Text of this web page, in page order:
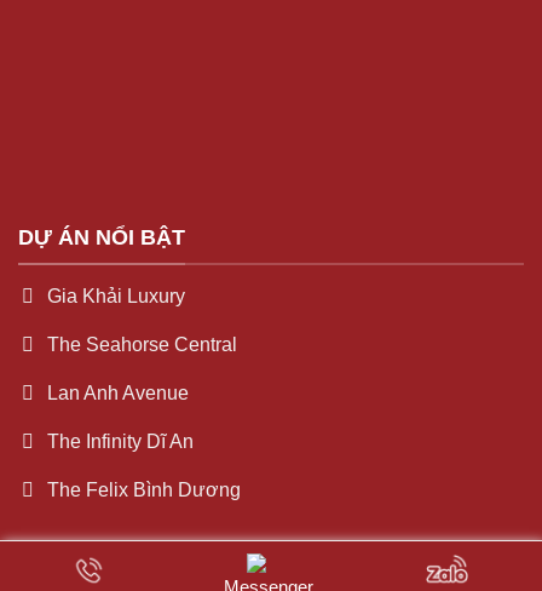
DỰ ÁN NỔI BẬT
Gia Khải Luxury
The Seahorse Central
Lan Anh Avenue
The Infinity Dĩ An
The Felix Bình Dương
Messenger